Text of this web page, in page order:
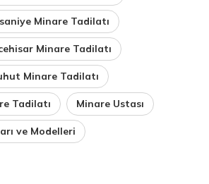
Minare Tadilatı
Minare Tadilatı
Minare Tadilatı
Tadilatı Minare Ustası
ve Modelleri